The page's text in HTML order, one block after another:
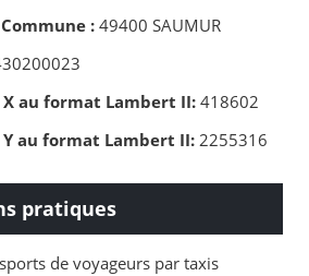
: 49400 SAUMUR
X au format Lambert II: 418602
Y au format Lambert II: 2255316
pratiques
de voyageurs par taxis